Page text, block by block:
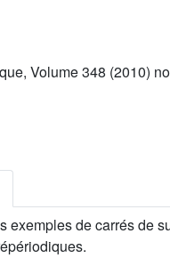
Volume 348 (2010)
exemples de carrés de